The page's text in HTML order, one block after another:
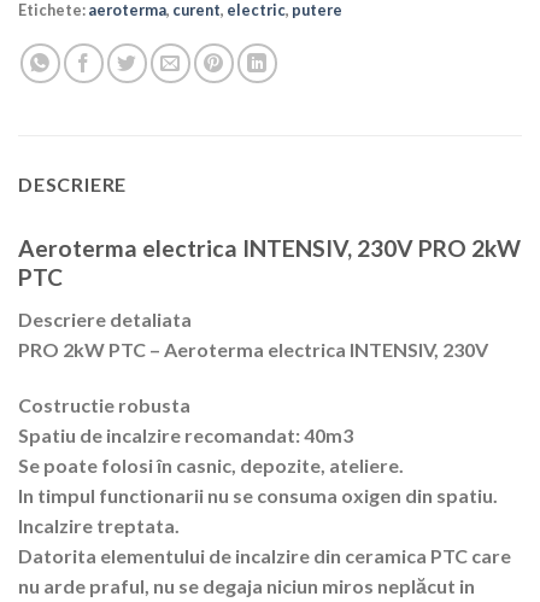
Etichete:aeroterma, curent, electric, putere
DESCRIERE
Aeroterma electrica INTENSIV, 230V PRO 2kW
PTC
Descriere detaliata
PRO 2kW PTC – Aeroterma electrica INTENSIV, 230V
Costructie robusta
Spatiu de incalzire recomandat: 40m3
Se poate folosi în casnic, depozite, ateliere.
In timpul functionarii nu se consuma oxigen din spatiu.
Incalzire treptata.
Datorita elementului de incalzire din ceramica PTC care
nu arde praful, nu se degaja niciun miros neplăcut in